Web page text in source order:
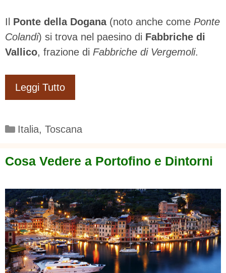
Il Ponte della Dogana (noto anche come Ponte
Colandi) si trova nel paesino di Fabbriche di
Vallico, frazione di Fabbriche di Vergemoli.
Leggi Tutto
Categorie
Italia, Toscana
Cosa Vedere a Portofino e Dintorni